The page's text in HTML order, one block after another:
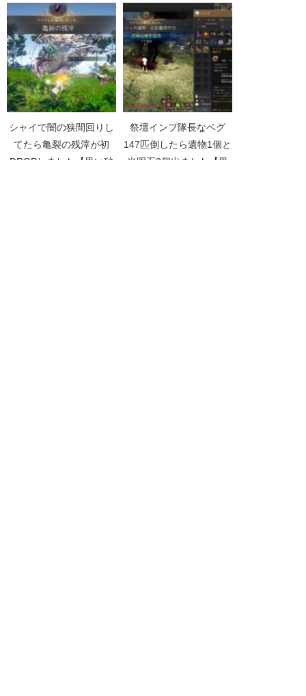
砂漠Part1912】
シャイで闇の狭間回りし
てたら亀裂の残滓が初
DROPしました【黒い砂
祭壇インプ隊長なベグ
147匹倒したら遺物1個と
光明石2個出ました【黒